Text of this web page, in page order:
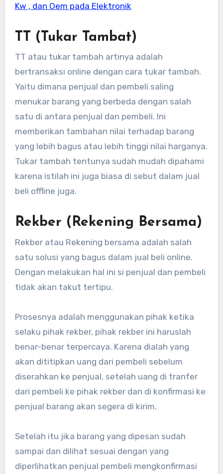
Kw , dan Oem pada Elektronik
TT (Tukar Tambat)
TT atau tukar tambah artinya adalah
bertransaksi online dengan cara tukar tambah.
Yaitu dimana penjual dan pembeli saling
menukar barang yang berbeda dengan salah
satu di antara penjual dan pembeli. Ini
memberikan tambahan nilai terhadap barang
yang lebih bagus atau lebih tinggi nilai harganya.
Tukar tambah tentunya sudah mudah dipahami
karena istilah ini juga biasa di sebut dalam jual
beli offline juga.
Rekber (Rekening Bersama)
Rekber atau Rekening bersama adalah salah
satu solusi yang bagus dalam jual beli online.
Dengan melakukan hal ini si penjual dan pembeli
tidak akan takut tertipu.
Prosesnya adalah menggunakan pihak ketika
selaku pihak rekber, pihak rekber ini haruslah
benar-benar terpercaya. Karena dialah yang
akan dititipkan uang dari pembeli sebelum
diserahkan ke penjual, setelah uang di tranfer
dari pembeli ke pihak rekber dan di konfirmasi ke
penjual barang akan segera di kirim.
Setelah itu jika barang yang dipesan sudah
sampai dan dilihat sesuai dengan yang
diperlihatkan penjual pembeli mengkonfirmasi